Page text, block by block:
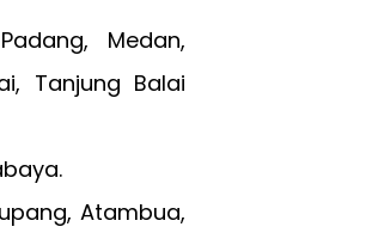
Medan,
Tanjung Balai
Atambua,